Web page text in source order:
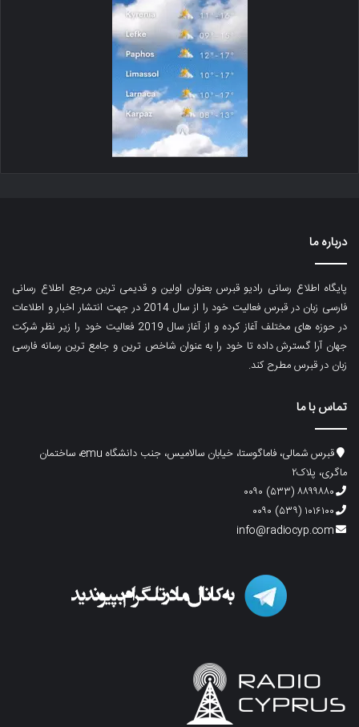
درباره ما
پایگاه اطلاع رسانی رادیو قبرس بعنوان اولین و قدیمی ترین مرجع اطلاع رسانی
فارسی زبان در قبرس فعالیت خود را از سال 2014 در جهت انتشار اخبار و اطلاعات
در حوزه های مختلف آغاز کرده و از آغاز سال 2019 فعالیت خود را زیر نظر شرکت
جهان آرا گسترش داده تا خود را به عنوان شاخص ترین و جامع ترین رسانه فارسی
زبان در قبرس مطرح کند.
تماس با ما
قبرس شمالی، فاماگوستا، خیابان سالامیس، جنب دانشگاه emu، ساختمان
ماگری، پلاک۲
۸۸۹۹۸۸۰ (۵۳۳) ۰۰۹۰
۱۰۱۶۱۰۰ (۵۳۹) ۰۰۹۰
info@radiocyp.com